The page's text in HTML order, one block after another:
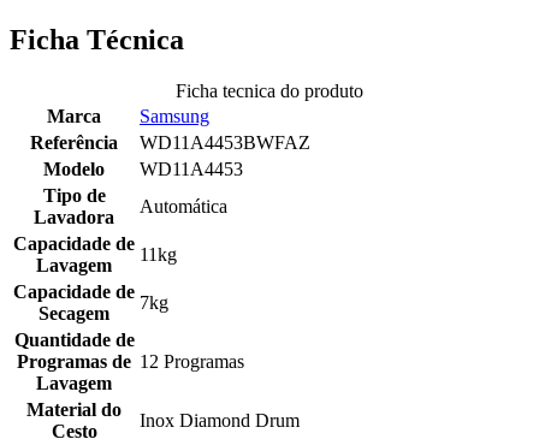
Ficha Técnica
Ficha tecnica do produto
Marca
Samsung
Referência
WD11A4453BWFAZ
Modelo
WD11A4453
Tipo de
Lavadora
Automática
Capacidade de
Lavagem
11kg
Capacidade de
Secagem
7kg
Quantidade de
Programas de
Lavagem
12 Programas
Material do
Cesto
Inox Diamond Drum